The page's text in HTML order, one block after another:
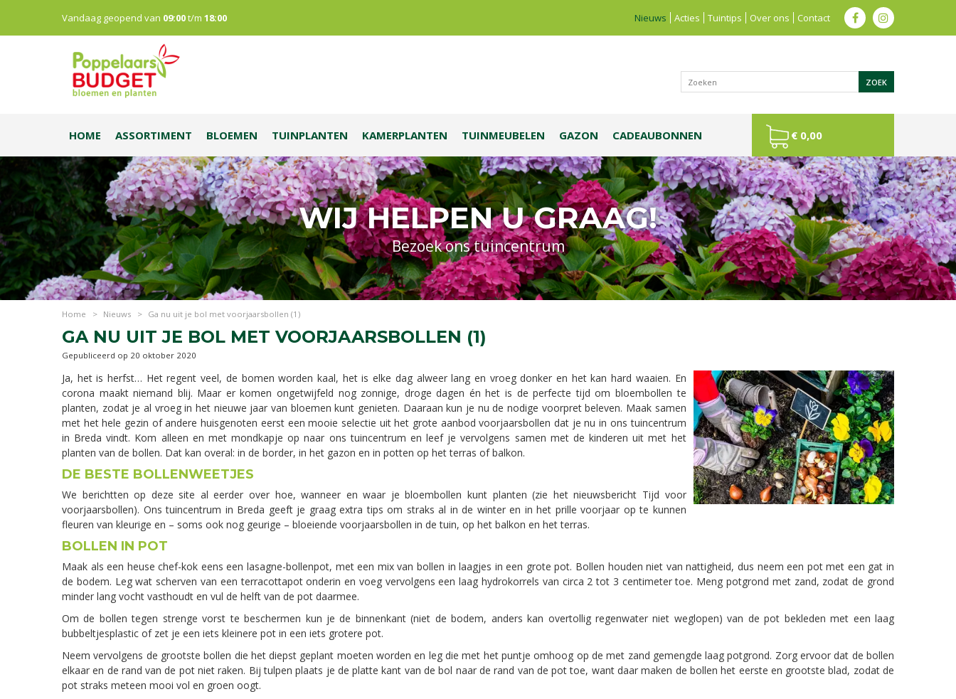
WIJ HELPEN U GRAAG!
Bezoek ons tuincentrum
Home > Nieuws > Ga nu uit je bol met voorjaarsbollen (1)
Vandaag geopend van 09:00t/m 18:00 Nieuws Acties Tuintips Over ons Contact
HOME ASSORTIMENT BLOEMEN TUINPLANTEN KAMERPLANTEN TUINMEUBELEN GAZON CADEAUBONNEN € 0,00
GA NU UIT JE BOL MET VOORJAARSBOLLEN (1)
Gepubliceerd op 20 oktober 2020
Ja, het is herfst… Het regent veel, de bomen worden kaal, het is elke dag alweer lang en vroeg donker en het kan hard waaien. En
corona maakt niemand blij. Maar er komen ongetwijfeld nog zonnige, droge dagen én het is de perfecte tijd om bloembollen te
planten, zodat je al vroeg in het nieuwe jaar van bloemen kunt genieten. Daaraan kun je nu de nodige voorpret beleven. Maak samen
met het hele gezin of andere huisgenoten eerst een mooie selectie uit het grote aanbod voorjaarsbollen dat je nu in ons tuincentrum
in Breda vindt. Kom alleen en met mondkapje op naar ons tuincentrum en leef je vervolgens samen met de kinderen uit met het
planten van de bollen. Dat kan overal: in de border, in het gazon en in potten op het terras of balkon.
DE BESTE BOLLENWEETJES
We berichtten op deze site al eerder over hoe, wanneer en waar je bloembollen kunt planten (zie het nieuwsbericht Tijd voor
voorjaarsbollen). Ons tuincentrum in Breda geeft je graag extra tips om straks al in de winter en in het prille voorjaar op te kunnen
fleuren van kleurige en – soms ook nog geurige – bloeiende voorjaarsbollen in de tuin, op het balkon en het terras.
BOLLEN IN POT
Maak als een heuse chef-kok eens een lasagne-bollenpot, met een mix van bollen in laagjes in een grote pot. Bollen houden niet van nattigheid, dus neem een pot met een gat in
de bodem. Leg wat scherven van een terracottapot onderin en voeg vervolgens een laag hydrokorrels van circa 2 tot 3 centimeter toe. Meng potgrond met zand, zodat de grond
minder lang vocht vasthoudt en vul de helft van de pot daarmee.
Om de bollen tegen strenge vorst te beschermen kun je de binnenkant (niet de bodem, anders kan overtollig regenwater niet weglopen) van de pot bekleden met een laag
bubbeltjesplastic of zet je een iets kleinere pot in een iets grotere pot.
Neem vervolgens de grootste bollen die het diepst geplant moeten worden en leg die met het puntje omhoog op de met zand gemengde laag potgrond. Zorg ervoor dat de bollen
elkaar en de rand van de pot niet raken. Bij tulpen plaats je de platte kant van de bol naar de rand van de pot toe, want daar maken de bollen het eerste en grootste blad, zodat de
pot straks meteen mooi vol en groen oogt.